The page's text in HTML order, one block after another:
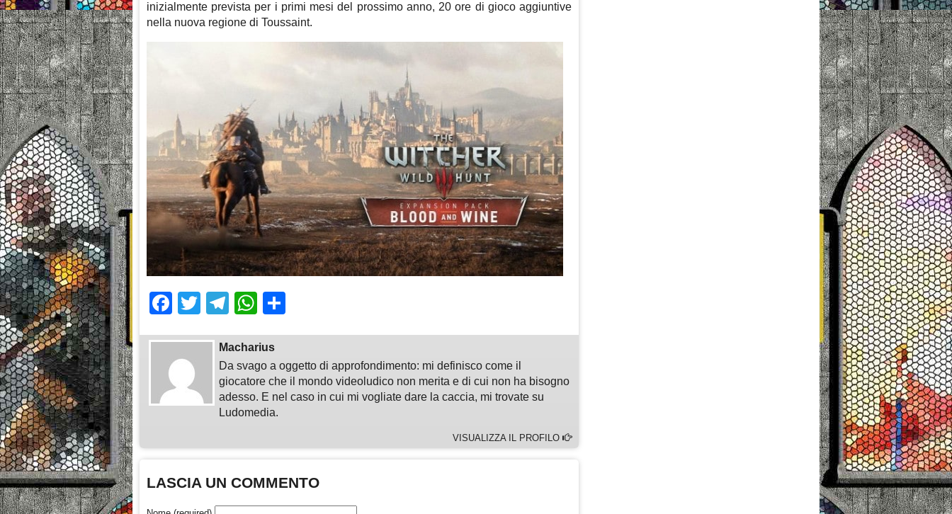
inizialmente prevista per i primi mesi del prossimo anno, 20 ore di gioco aggiuntive
nella nuova regione di Toussaint.
Facebook
TwitterTelegram
WhatsApp
Macharius
Da svago a oggetto di approfondimento: mi definisco come il
giocatore che il mondo videoludico non merita e di cui non ha bisogno
adesso. E nel caso in cui mi vogliate dare la caccia, mi trovate su
Ludomedia.
VISUALIZZA IL PROFILO
LASCIA UN COMMENTO